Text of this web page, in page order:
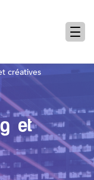
créatives
et